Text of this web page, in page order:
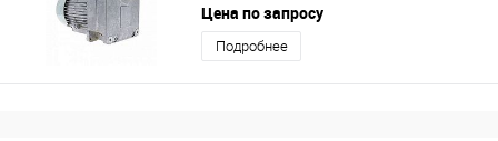
Цена по запросу
Подробнее